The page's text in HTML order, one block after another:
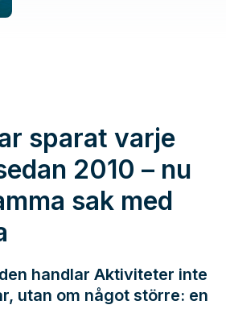
sparat varje
2010 – nu
sak med
handlar Aktiviteter inte
utan om något större: en